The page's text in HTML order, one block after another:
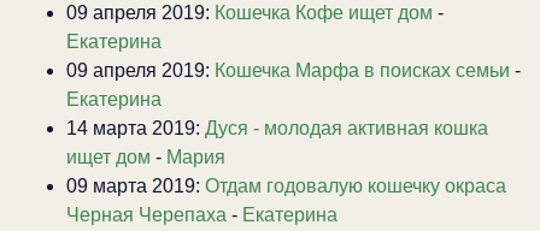
09 апреля 2019: Кошечка Кофе ищет дом -
Екатерина
09 апреля 2019: Кошечка Марфа в поисках семьи -
Екатерина
14 марта 2019: Дуся - молодая активная кошка
ищет дом - Мария
09 марта 2019: Отдам годовалую кошечку окраса
Черная Черепаха - Екатерина